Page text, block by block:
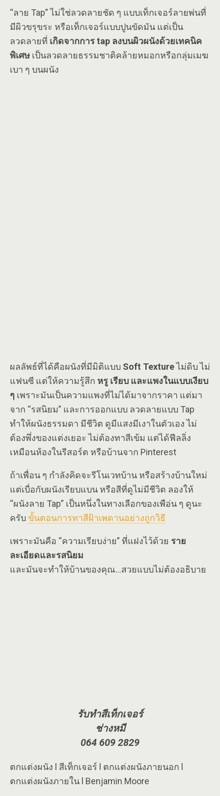
“ลาย Tap” ไม่ใช่ลวดลายชัด ๆ แบบเท็กเจอร์ลายพ่นที่
มีผิวขรุขระ หรือเท็กเจอร์แบบปูนขัดมัน แต่เป็น
ลวดลายที่ เกิดจากการ tap ลงบนผิวผนังด้วยเทคนิค
พิเศษ เป็นลวดลายธรรมชาติคล้ายหมอกหรือกลุ่มเมฆ
เบา ๆ บนผนัง
ผลลัพธ์ที่ได้คือผนังที่มีมิติแบบ Soft Textureไม่ดิบ ไม่
แฟนซี แต่ให้ความรู้สึก หรู เรียบ และแพงในแบบเงียบ
ๆ เพราะมันเป็นความแพงที่ไม่ได้มาจากราคา แต่มา
จาก “รสนิยม” และการออกแบบ ลวดลายแบบ Tap
ทำให้ผนังธรรมดา มีชีวิต ดูมีแสงมีเงาในตัวเอง ไม่
ต้องพึ่งของแต่งเยอะ ไม่ต้องทาสีเข้ม แต่ได้ฟีลลิ่ง
เหมือนห้องในรีสอร์ต หรือบ้านจาก Pinterest
ถ้าเพื่อน ๆ กำลังคิดจะรีโนเวทบ้าน หรือสร้างบ้านใหม่
แต่เบื่อกับผนังเรียบแบน หรือสีที่ดูไม่มีชีวิต ลองให้
“ผนังลาย Tap” เป็นหนึ่งในทางเลือกของเพือ่น ๆ ดูนะ
ครับ ขั้นตอนการทาสีฝ้าเพดานอย่างถูกวิธี
เพราะมันคือ “ความเรียบง่าย” ที่แฝงไว้ด้วย ราย
ละเอียดและรสนิยม
และมันจะทำให้บ้านของคุณ…สวยแบบไม่ต้องอธิบาย
รับทำสีเท็กเจอร์
ช่างหมี
064 609 2829
ตกแต่งผนัง l สีเท็กเจอร์ l ตกแต่งผนังภายนอก l
ตกแต่งผนังภายใน l Benjamin Moore